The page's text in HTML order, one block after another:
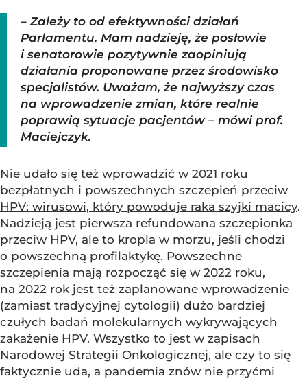
– Zależy to od efektywności działań
Parlamentu. Mam nadzieję, że posłowie
i senatorowie pozytywnie zaopiniują
działania proponowane przez środowisko
specjalistów. Uważam, że najwyższy czas
na wprowadzenie zmian, które realnie
poprawią sytuacje pacjentów – mówi prof.
Maciejczyk.
Nie udało się też wprowadzić w 2021 roku
bezpłatnych i powszechnych szczepień przeciw
HPV: wirusowi, który powoduje raka szyjki macicy.
Nadzieją jest pierwsza refundowana szczepionka
przeciw HPV, ale to kropla w morzu, jeśli chodzi
o powszechną profilaktykę. Powszechne
szczepienia mają rozpocząć się w 2022 roku,
na 2022 rok jest też zaplanowane wprowadzenie
(zamiast tradycyjnej cytologii) dużo bardziej
czułych badań molekularnych wykrywających
zakażenie HPV. Wszystko to jest w zapisach
Narodowej Strategii Onkologicznej, ale czy to się
faktycznie uda, a pandemia znów nie przyćmi